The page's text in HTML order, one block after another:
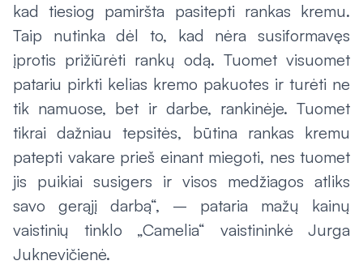
kad tiesiog pamiršta pasitepti rankas kremu.
Taip nutinka dėl to, kad nėra susiformavęs
įprotis prižiūrėti rankų odą. Tuomet visuomet
patariu pirkti kelias kremo pakuotes ir turėti ne
tik namuose, bet ir darbe, rankinėje. Tuomet
tikrai dažniau tepsitės, būtina rankas kremu
patepti vakare prieš einant miegoti, nes tuomet
jis puikiai susigers ir visos medžiagos atliks
savo gerąjį darbą“, – pataria mažų kainų
vaistinių tinklo „Camelia“ vaistininkė Jurga
Juknevičienė.